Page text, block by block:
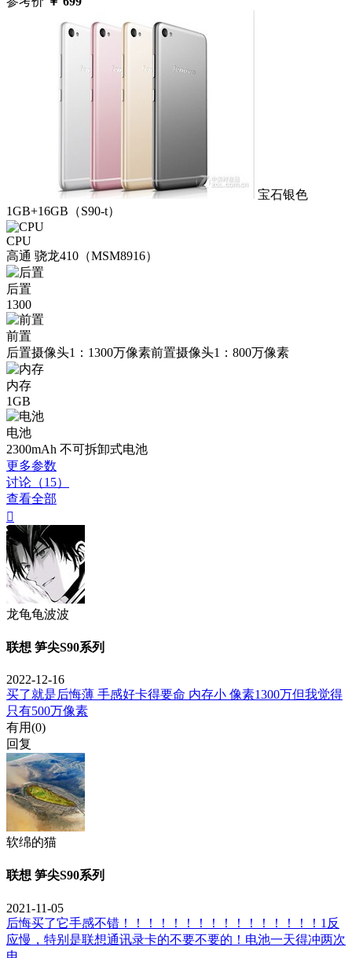
宝石银色
1GB+16GB（S90-t）
CPU
高通 骁龙410（MSM8916）
后置
1300
前置
后置摄像头1：1300万像素前置摄像头1：800万像素
内存
1GB
电池
2300mAh 不可拆卸式电池
更多参数
讨论（15）
查看全部

龙龟龟波波
联想 笋尖S90系列
2022-12-16
买了就是后悔薄 手感好卡得要命 内存小 像素1300万但我觉得
只有500万像素
有用(0)
回复
软绵的猫
联想 笋尖S90系列
2021-11-05
后悔买了它手感不错！！！！！！！！！！！！！！！！1反
应慢，特别是联想通讯录卡的不要不要的！电池一天得冲两次